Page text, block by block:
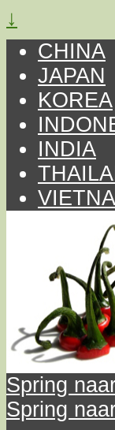
↓
CHINA
JAPAN
KOREA
INDIA
Spring
Spring